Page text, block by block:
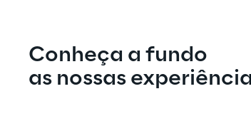
Conheça a fundo
as nossas